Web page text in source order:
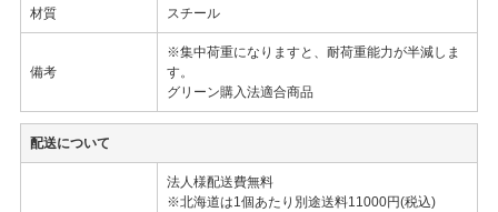
材質 スチール
備考
※集中荷重になりますと、耐荷重能力が半減しま
す。
グリーン購入法適合商品
配送について
法人様配送費無料
※北海道は1個あたり別途送料11000円(税込)